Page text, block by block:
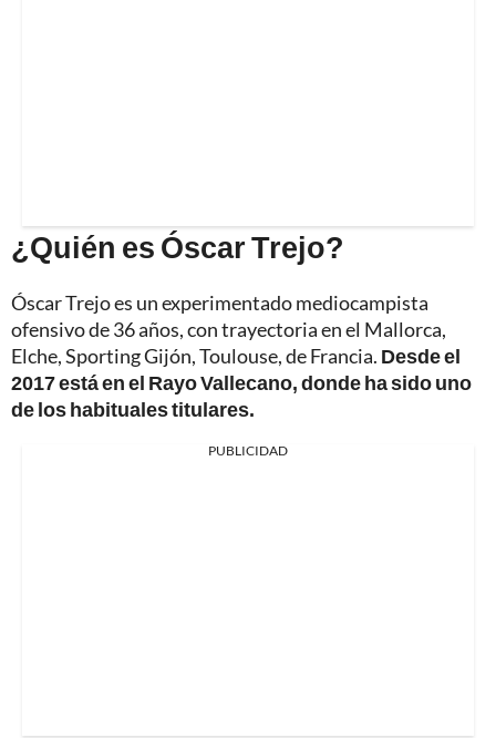
¿Quién es Óscar Trejo?
Óscar Trejo es un experimentado mediocampista
ofensivo de 36 años, con trayectoria en el Mallorca,
Elche, Sporting Gijón, Toulouse, de Francia. Desde el
2017 está en el Rayo Vallecano, donde ha sido uno
de los habituales titulares.
PUBLICIDAD